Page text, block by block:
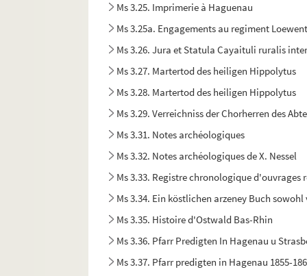
Ms 3.25. Imprimerie à Haguenau
Ms 3.25a. Engagements au regiment
Ms 3.26. Jura et Statula Cayaituli ruralis
Ms 3.27. Martertod des heiligen Hippolytus
Ms 3.28. Martertod des heiligen Hippolytus
Ms 3.29. Verreichniss der Chorherren des
Ms 3.31. Notes archéologiques
Ms 3.32. Notes archéologiques de X. Nessel
Ms 3.33. Registre chronologique d'ouvrages
Ms 3.34. Ein köstlichen arzeney Buch
Ms 3.35. Histoire d'Ostwald Bas-Rhin
Ms 3.36. Pfarr Predigten In Hagenau u
Ms 3.37. Pfarr predigten in Hagenau 1855-